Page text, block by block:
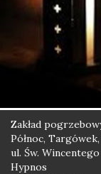
Zakład
Północ,
ul. Św.
Hypnos